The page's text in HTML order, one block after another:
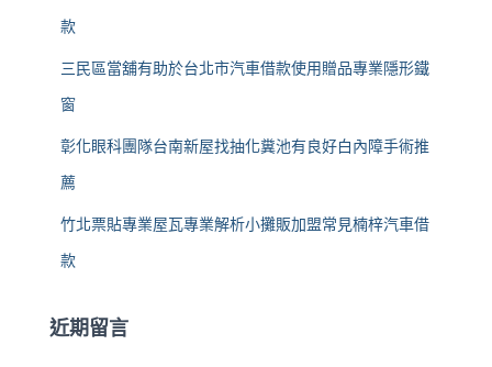
款
三民區當舖有助於台北市汽車借款使用贈品專業隱形鐵
窗
彰化眼科團隊台南新屋找抽化糞池有良好白內障手術推
薦
竹北票貼專業屋瓦專業解析小攤販加盟常見楠梓汽車借
款
近期留言